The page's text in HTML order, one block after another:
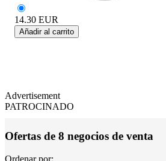
14.30 EUR
Añadir al carrito
Advertisement
PATROCINADO
Ofertas de 8 negocios de venta